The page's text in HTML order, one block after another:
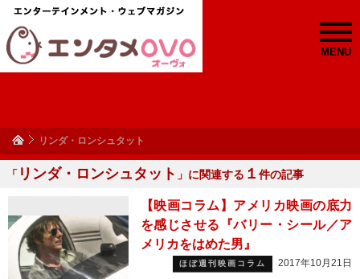
MENU
リンダ・ロンシュタット
「 リンダ・ロンシュタット 」に関連する １ 件の記事
【映画コラム】アメリカ映画の底力
を感じさせる『バリー・シール／ア
メリカをはめた男』
ほぼ週刊映画コラム 2017年10月21日